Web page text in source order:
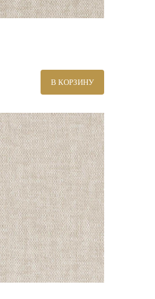
В КОРЗИНУ